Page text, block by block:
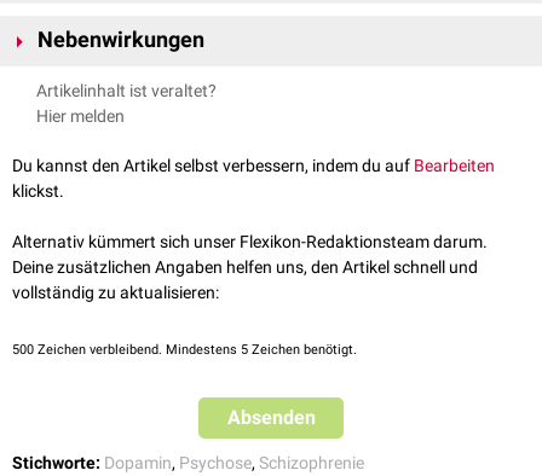
psychotischenEpisoden.
Droperidol
Melperon
Benperidol
unbefriedigendeCompliance
kontinuierlich über einen längeren Zeitraum freigesetzt.
Nebenwirkungen
extrapyramidal-motorische Störungen
Parkinsonoid
Depression
Malignes neuroleptisches Syndrom
Artikelinhalt ist veraltet?
Hier melden
Du kannst den Artikel selbst verbessern, indem du auf Bearbeiten
klickst.
Alternativ kümmert sich unser Flexikon-Redaktionsteam darum.
Deine zusätzlichen Angaben helfen uns, den Artikel schnell und
vollständig zu aktualisieren:
500 Zeichen verbleibend. Mindestens 5 Zeichen benötigt.
Absenden
Stichworte: Dopamin, Psychose, Schizophrenie